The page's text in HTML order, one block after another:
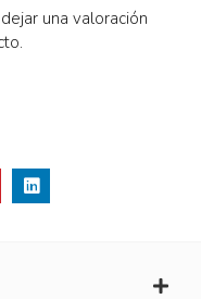
una valoración